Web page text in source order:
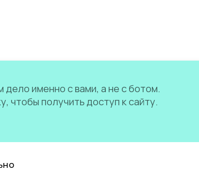
именно с вами, а не с ботом.
чтобы получить доступ к сайту.